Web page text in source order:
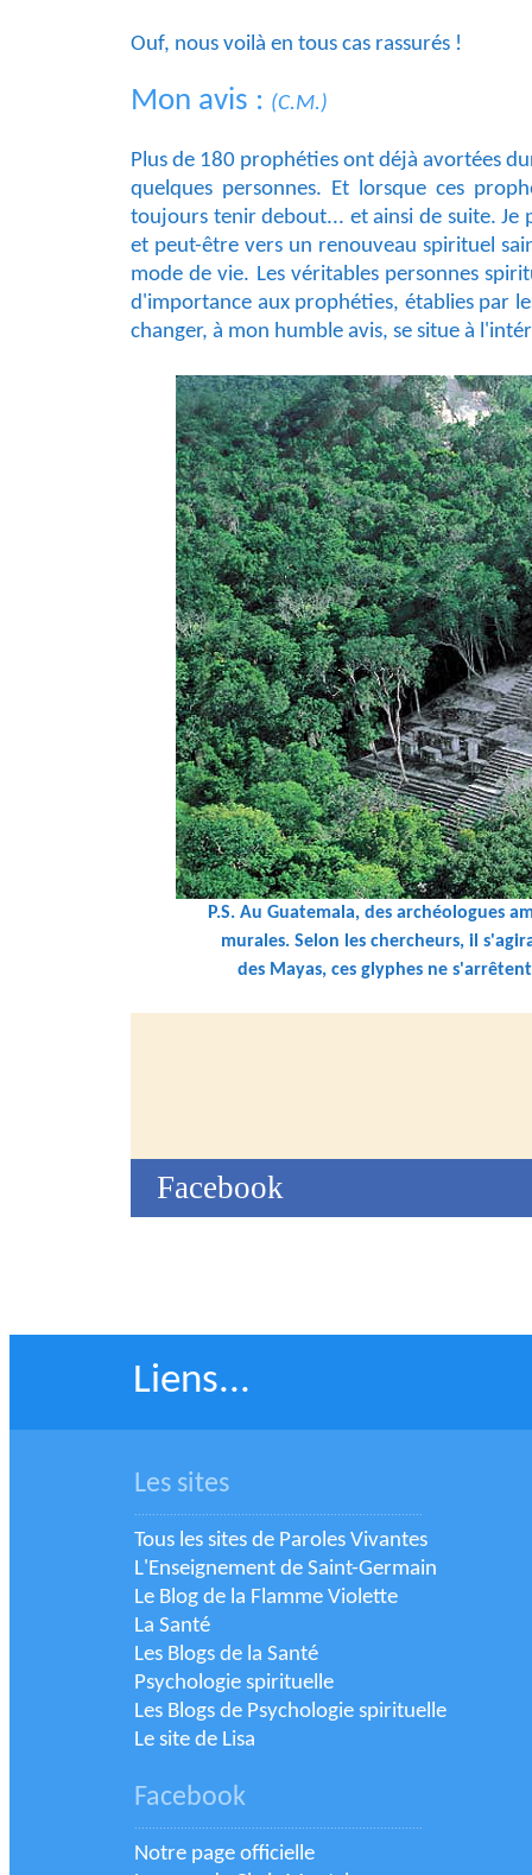
Ouf, nous voilà en tous cas rassurés !
Mon avis : (C.M.)
Plus de 180 prophéties ont déjà avortées
quelques personnes. Et lorsque ces
toujours tenir debout... et ainsi de suite. Je
et peut-être vers un renouveau spirituel
mode de vie. Les véritables personnes
d'importance aux prophéties, établies par
changer, à mon humble avis, se situe à
P.S. Au Guatemala, des archéologues
murales. Selon les chercheurs, il
des Mayas, ces glyphes ne
Facebook
Liens...
Les sites
.................................................................................
Tous les sites de Paroles Vivantes
L'Enseignement de Saint-Germain
Le Blog de la Flamme Violette
La Santé
Les Blogs de la Santé
Psychologie spirituelle
Les Blogs de Psychologie spirituelle
Le site de Lisa
Facebook
.................................................................................
Notre page officielle